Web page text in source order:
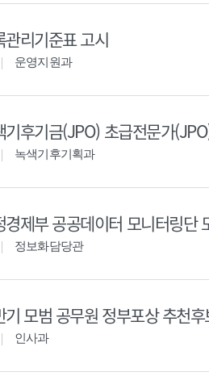
리기준표 고시
운영지원과
후기금(JPO) 초급전문가
녹색기후기획과
제부 공공데이터 모니터링단
정보화담당관
모범 공무원 정부포상 추천
인사과